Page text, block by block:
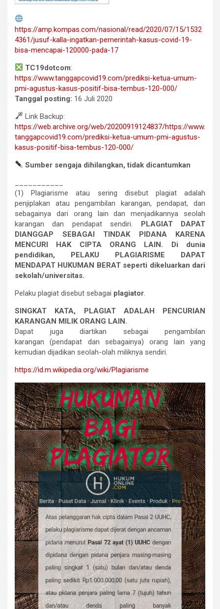
https://amp.kompas.com/nasional/read/2020/07/15/1532
4361/jusuf-kalla-ingatkan-pemerintah-kasus-covid-19-
bisa-mencapai-120000-pada-17
TC19dotcom:
https://www.tanggapcovid19.com/prediksi-ketua-umum-
pmi-agustus-kasus-positif-bisa-tembus-120-000/
Tanggal posting: 16 Juli 2020
Link Backup:
https://web.archive.org/web/20200919124837/https://www.
tanggapcovid19.com/prediksi-ketua-umum-pmi-agustus-
kasus-positif-bisa-tembus-120-000/
Sumber sengaja dihilangkan, tidak dicantumkan
(1) Plagiarisme atau sering disebut plagiat adalah
penjiplakan atau pengambilan karangan, pendapat, dan
sebagainya dari orang lain dan menjadikannya seolah
karangan dan pendapat sendiri. PLAGIAT DAPAT
DIANGGAP SEBAGAI TINDAK PIDANA KARENA
MENCURI HAK CIPTA ORANG LAIN. Di dunia
pendidikan, PELAKU PLAGIARISME DAPAT
MENDAPAT HUKUMAN BERAT seperti dikeluarkan dari
sekolah/universitas.
Pelaku plagiat disebut sebagai plagiator
SINGKAT KATA, PLAGIAT ADALAH PENCURIAN
KARANGAN MILIK ORANG LAIN.
Dapat juga diartikan sebagai pengambilan
karangan (pendapat dan sebagainya) orang lain yang
kemudian dijadikan seolah-olah miliknya sendiri.
https://id.m.wikipedia.org/wiki/Plagiarisme